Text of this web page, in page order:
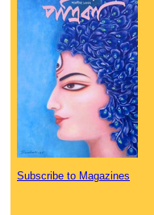
Subscribe to Magazines